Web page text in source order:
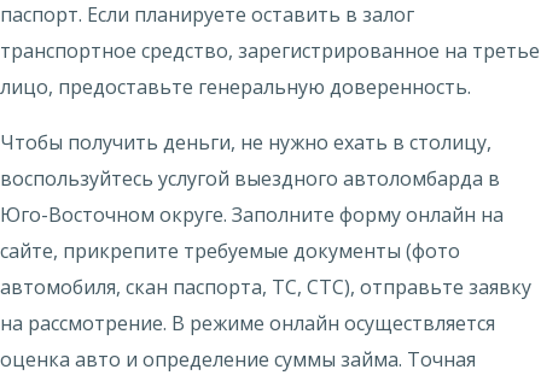
паспорт. Если планируете оставить в залог
транспортное средство, зарегистрированное на третье
лицо, предоставьте генеральную доверенность.
Чтобы получить деньги, не нужно ехать в столицу,
воспользуйтесь услугой выездного автоломбарда в
Юго-Восточном округе. Заполните форму онлайн на
сайте, прикрепите требуемые документы (фото
автомобиля, скан паспорта, ТС, СТС), отправьте заявку
на рассмотрение. В режиме онлайн осуществляется
оценка авто и определение суммы займа. Точная